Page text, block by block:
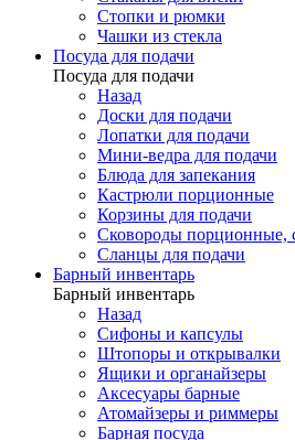
Стопки и рюмки
Чашки из стекла
Посуда для подачи
Посуда для подачи
Назад
Доски для подачи
Лопатки для подачи
Мини-ведра для подачи
Блюда для запекания
Кастрюли порционные
Корзины для подачи
Сковороды порционные,
Сланцы для подачи
Барный инвентарь
Барный инвентарь
Назад
Сифоны и капсулы
Штопоры и открывалки
Ящики и органайзеры
Аксесуары барные
Атомайзеры и риммеры
Барная посуда